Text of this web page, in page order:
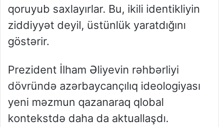
qoruyub saxlayırlar. Bu, ikili identikliyin
ziddiyyət deyil, üstünlük yaratdığını
göstərir.
Prezident İlham Əliyevin rəhbərliyi
dövründə azərbaycançılıq ideologiyası
yeni məzmun qazanaraq qlobal
kontekstdə daha da aktuallaşdı.